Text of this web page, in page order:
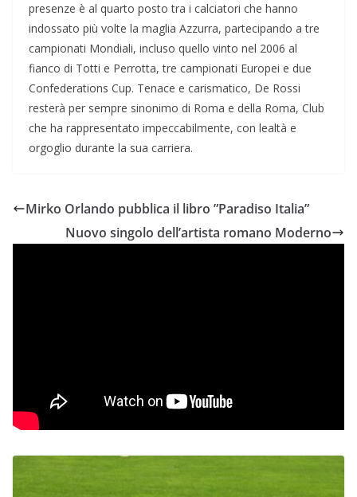
presenze è al quarto posto tra i calciatori che hanno
indossato più volte la maglia Azzurra, partecipando a tre
campionati Mondiali, incluso quello vinto nel 2006 al
fianco di Totti e Perrotta, tre campionati Europei e due
Confederations Cup. Tenace e carismatico, De Rossi
resterà per sempre sinonimo di Roma e della Roma, Club
che ha rappresentato impeccabilmente, con lealtà e
orgoglio durante la sua carriera.
Mirko Orlando pubblica il libro ”Paradiso Italia”
Nuovo singolo dell’artista romano Moderno